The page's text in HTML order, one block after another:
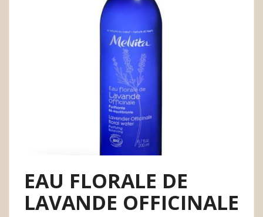
EAU FLORALE DE
LAVANDE OFFICINALE